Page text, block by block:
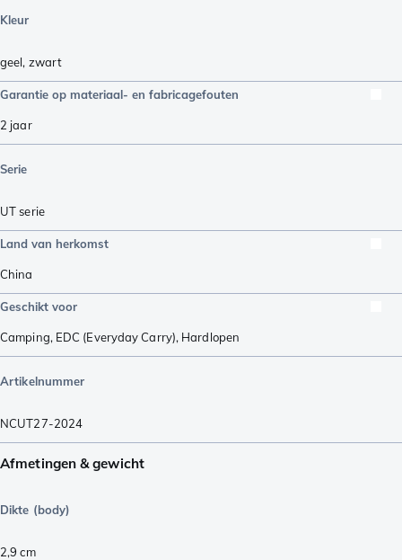
Kleur
geel, zwart
Garantie op materiaal- en fabricagefouten
2 jaar
Serie
UT serie
Land van herkomst
China
Geschikt voor
Camping, EDC (Everyday Carry), Hardlopen
Artikelnummer
NCUT27-2024
Afmetingen & gewicht
Dikte (body)
2,9 cm